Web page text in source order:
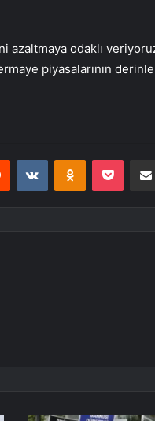
odaklı
piyasalarının
Reddit VKontakteOdnoklassniki
Pocket